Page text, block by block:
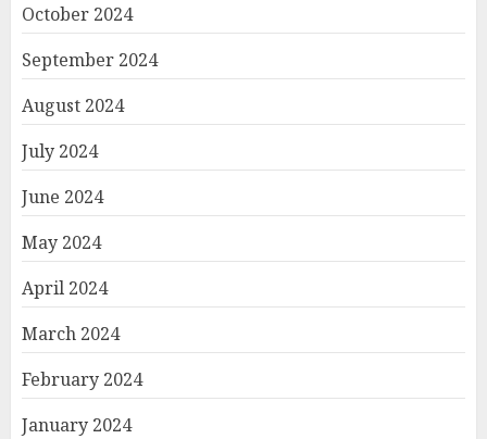
October 2024
September 2024
August 2024
July 2024
June 2024
May 2024
April 2024
March 2024
February 2024
January 2024